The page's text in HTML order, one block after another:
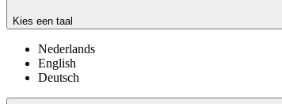
Kies een taal
Nederlands
English
Deutsch